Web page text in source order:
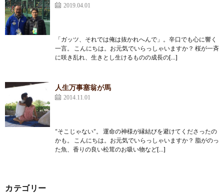
2019.04.01
「ガッツ、それでは俺は抜かれへんで」。辛口でも心に響く
一言。 こんにちは。お元気でいらっしゃいますか？ 桜が一斉
に咲き乱れ、生きとし生けるものの成長の[…]
人生万事塞翁が馬
2014.11.01
“そこじゃない”。 運命の神様が縁結びを避けてくださったの
かも。 こんにちは。お元気でいらっしゃいますか？ 脂がのっ
た魚、香りの良い松茸のお吸い物など[…]
カテゴリー